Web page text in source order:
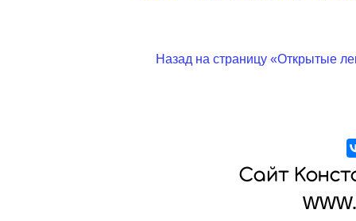
возможностях,
9:56 - О
10:55 - Если человек
и в этом состоянии
11:20 - Леонардо да
гениальности? Что
Назад на страницу «Открытые
Сайт